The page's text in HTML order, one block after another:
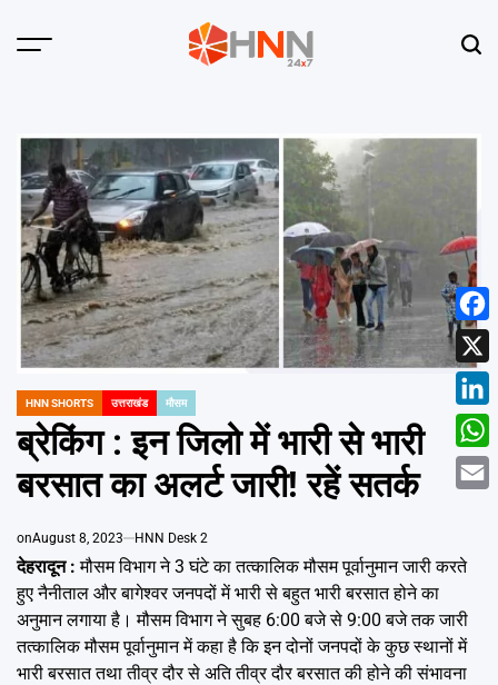
Menu
POSTED
HNN SHORTS उत्तराखंड मौसम
ब्रेकिंग : इन जिलो में भारी से भारी
बरसात का अलर्ट जारी! रहें सतर्क
onAugust 8, 2023 HNN Desk 2
देहरादून : मौसम विभाग ने 3 घंटे का तत्कालिक मौसम पूर्वानुमान जारी करते
हुए नैनीताल और बागेश्वर जनपदों में भारी से बहुत भारी बरसात होने का
अनुमान लगाया है। मौसम विभाग ने सुबह 6:00 बजे से 9:00 बजे तक जारी
तत्कालिक मौसम पूर्वानुमान में कहा है कि इन दोनों जनपदों के कुछ स्थानों में
भारी बरसात तथा तीव्र दौर से अति तीव्र दौर बरसात की होने की संभावना
X